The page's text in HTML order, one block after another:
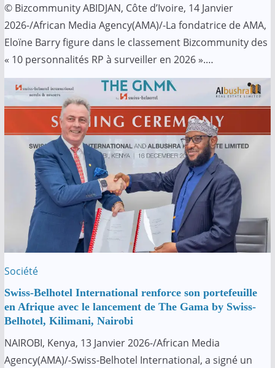
© Bizcommunity ABIDJAN, Côte d’Ivoire, 14 Janvier
2026-/African Media Agency(AMA)/-La fondatrice de AMA,
Eloïne Barry figure dans le classement Bizcommunity des
« 10 personnalités RP à surveiller en 2026 ».…
Société
Swiss-Belhotel International renforce son portefeuille
en Afrique avec le lancement de The Gama by Swiss-
Belhotel, Kilimani, Nairobi
NAIROBI, Kenya, 13 Janvier 2026-/African Media
Agency(AMA)/-Swiss-Belhotel International, a signé un